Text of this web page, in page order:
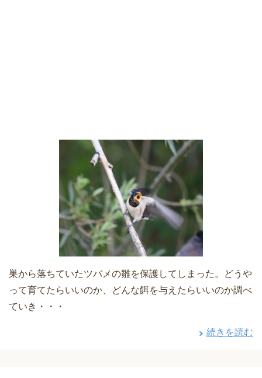
巣から落ちていたツバメの雛を保護してしまった。どうや
って育てたらいいのか、どんな餌を与えたらいいのか調べ
ていき・・・
続きを読む